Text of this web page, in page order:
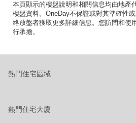
本頁顯示的樓盤說明和相關信息均由地產
樓盤資料。OneDay不保證或對其準確性
絡放盤者獲取更多詳細信息。您訪問和使
行承擔。
熱門住宅區域
熱門住宅大廈